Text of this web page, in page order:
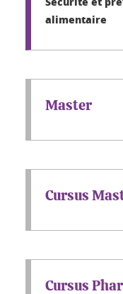
alimentaire
Master
Cursus
Cursus